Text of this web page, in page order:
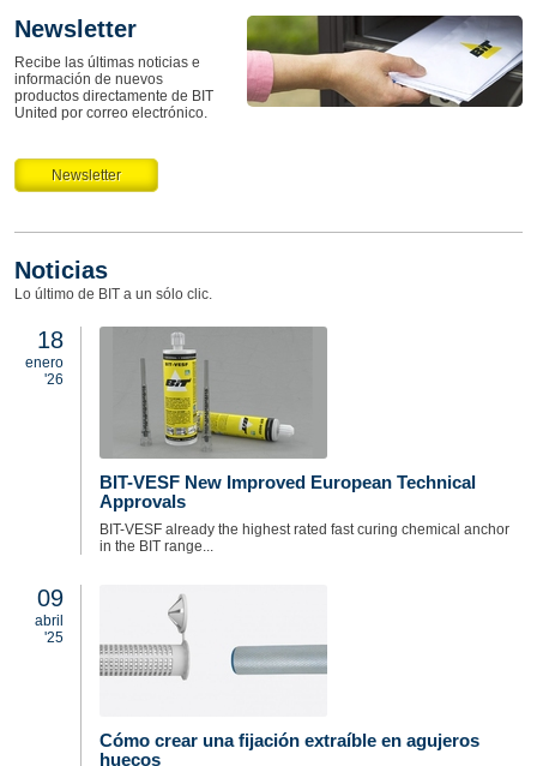
Newsletter
Recibe las últimas noticias e
información de nuevos
productos directamente de BIT
United por correo electrónico.
Newsletter
Noticias
Lo último de BIT a un sólo clic.
18
enero
'26
BIT-VESF New Improved European Technical
Approvals
BIT-VESF already the highest rated fast curing chemical anchor
in the BIT range...
09
abril
'25
Cómo crear una fijación extraíble en agujeros
huecos